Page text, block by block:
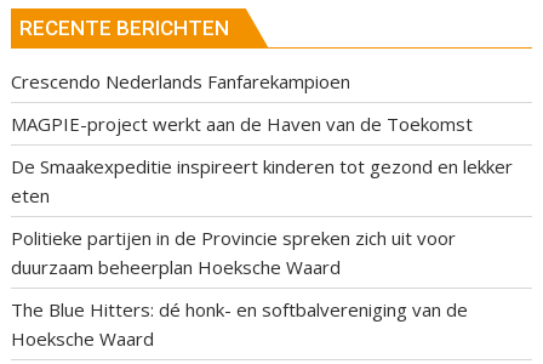
RECENTE BERICHTEN
Crescendo Nederlands Fanfarekampioen
MAGPIE-project werkt aan de Haven van de Toekomst
De Smaakexpeditie inspireert kinderen tot gezond en lekker
eten
Politieke partijen in de Provincie spreken zich uit voor
duurzaam beheerplan Hoeksche Waard
The Blue Hitters: dé honk- en softbalvereniging van de
Hoeksche Waard